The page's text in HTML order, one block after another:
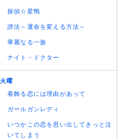
探偵☆星鴨
謗法～運命を変える方法～
華麗なる一族
ナイト・ドクター
火曜
着飾る恋には理由があって
ガールガンレディ
いつかこの恋を思い出してきっと泣
いてしまう